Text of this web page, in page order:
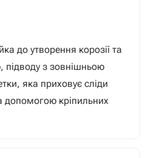
до утворення корозії та
підводу з зовнішньою
яка приховує сліди
допомогою кріпильних